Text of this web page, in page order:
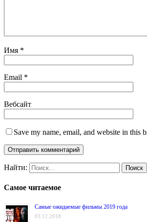
Имя *
Email *
Вебсайт
Save my name, email, and website in this
Найти:
Самое читаемое
Самые ожидаемые фильмы 2019 года
03.12.2018